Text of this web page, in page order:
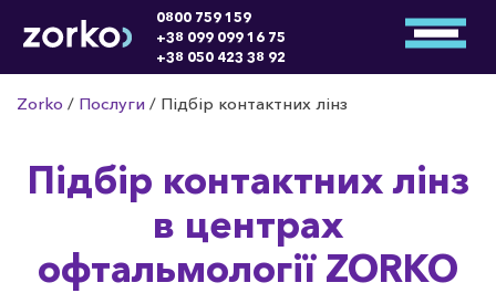
0800 759 159
+38 099 099 16 75
+38 050 423 38 92
Zorko / Послуги / Підбір контактних лінз
Підбір контактних лінз
в центрах
офтальмології ZORKO